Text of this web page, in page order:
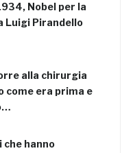
Nobel per la
Luigi Pirandello
alla chirurgia
come era prima e
che hanno